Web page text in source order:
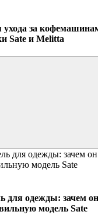
ухода за
Sate и Melitta
для одежды: зачем
модель Sate